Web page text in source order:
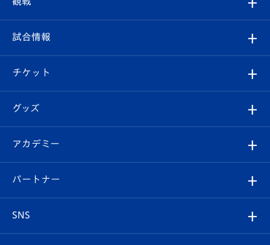
クラブ
試合情報
チケット
イベント
メディア
ホームタウン
クラブ概要
エンブレム紹介
スタッフプロフィール
マスコット紹介
観戦ルール
はじめての観戦ガイド
Revive Team
ヴィヴィくんの長崎おもてなしガイド
試合情報
試合日程/結果
フォトギャラリー
スタジアムグルメ
チケット
チケット
V-LOVERS（ファンクラブ）
プレイヤーズスイート
グッズ
オンラインショップ
店舗情報
アカデミー
育成からのお知らせ
U-18
パートナー
SNS